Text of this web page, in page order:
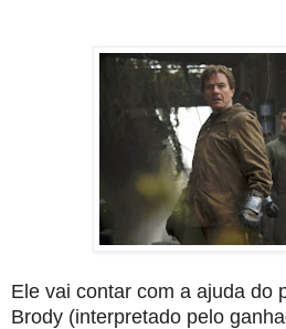
Ele vai contar com a ajuda do
Brody (interpretado pelo